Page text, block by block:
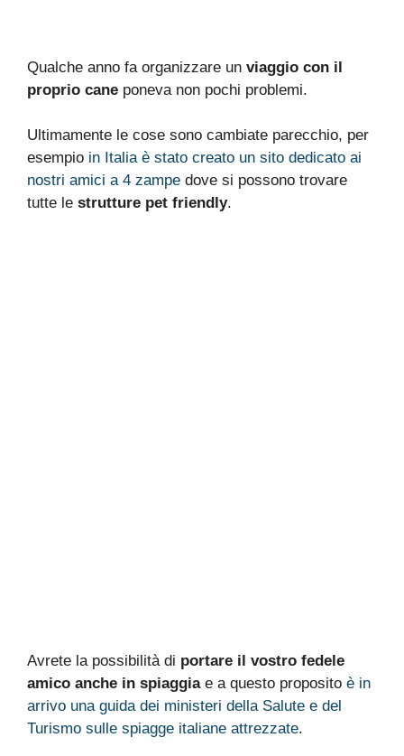
Qualche anno fa organizzare un viaggio con il
proprio cane poneva non pochi problemi.
Ultimamente le cose sono cambiate parecchio, per
esempio in Italia è stato creato un sito dedicato ai
nostri amici a 4 zampe dove si possono trovare
tutte le strutture pet friendly.
Avrete la possibilità di portare il vostro fedele
amico anche in spiaggiae a questo proposito è in
arrivo una guida dei ministeri della Salute e del
Turismo sulle spiagge italiane attrezzate.